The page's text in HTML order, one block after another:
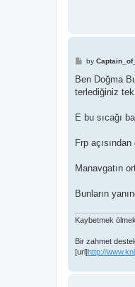
P
s
by
Ben Doğma
terlediğiniz
E bu sıcağı
Frp
Manavgatın
Bunların
Kaybetmek
Bir zahmet
[url]http://